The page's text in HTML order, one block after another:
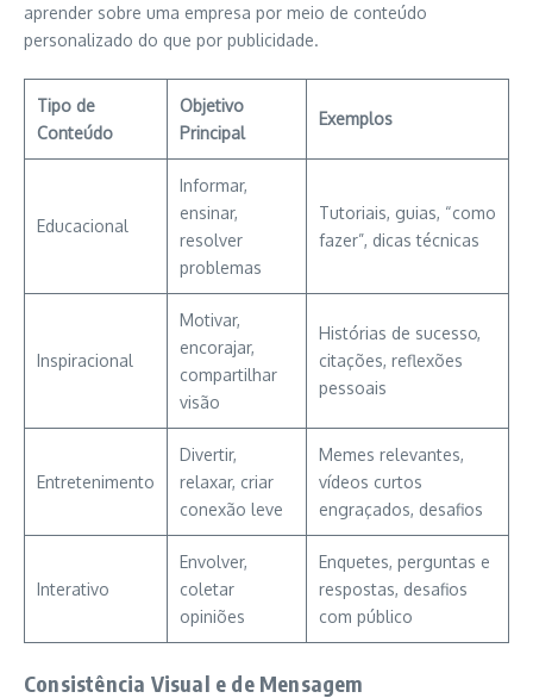
aprender sobre uma empresa por meio de conteúdo
personalizado do que por publicidade.
Tipo de
Conteúdo
Objetivo
Principal
Exemplos
Educacional
Informar,
ensinar,
resolver
problemas
Tutoriais, guias, “como
fazer”, dicas técnicas
Inspiracional
Motivar,
encorajar,
compartilhar
visão
Histórias de sucesso,
citações, reflexões
pessoais
Entretenimento
Divertir,
relaxar, criar
conexão leve
Memes relevantes,
vídeos curtos
engraçados, desafios
Interativo
Envolver,
coletar
opiniões
Enquetes, perguntas e
respostas, desafios
com público
Consistência Visual e de Mensagem